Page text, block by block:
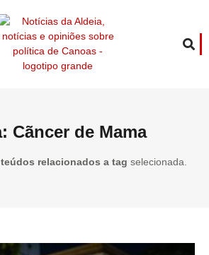
Cãncer de Mama
relacionados a tag selecionada.